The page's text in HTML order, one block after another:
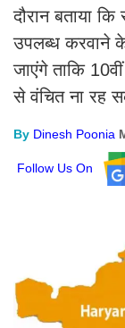
दौरान बताया कि
उपलब्ध करवाने
जाएंगे ताकि
से वंचित ना रह
By Dinesh Poonia
Follow Us On